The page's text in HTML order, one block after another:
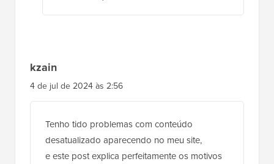
kzain
4 de jul de 2024 às 2:56
Tenho tido problemas com conteúdo
desatualizado aparecendo no meu site,
e este post explica perfeitamente os motivos